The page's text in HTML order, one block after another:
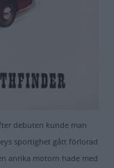
debuten kunde man
sportighet gått förlorad
anrika motorn hade med